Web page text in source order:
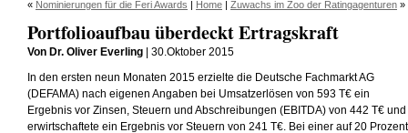
« Nominierungen für die Feri Awards | Home | Zuwachs im Zoo der Ratingagenturen »
Portfolioaufbau überdeckt Ertragskraft
Von Dr. Oliver Everling | 30.Oktober 2015
In den ersten neun Monaten 2015 erzielte die Deutsche Fachmarkt AG
(DEFAMA) nach eigenen Angaben bei Umsatzerlösen von 593 T€ ein
Ergebnis vor Zinsen, Steuern und Abschreibungen (EBITDA) von 442 T€ und
erwirtschaftete ein Ergebnis vor Steuern von 241 T€. Bei einer auf 20 Prozent